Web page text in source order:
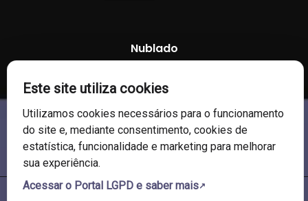
Nublado
97 % 1008 mb
Este site utiliza cookies
Utilizamos cookies necessários para o funcionamento
do site e, mediante consentimento, cookies de
estatística, funcionalidade e marketing para melhorar
sua experiência.
Acessar o Portal LGPD e saber mais